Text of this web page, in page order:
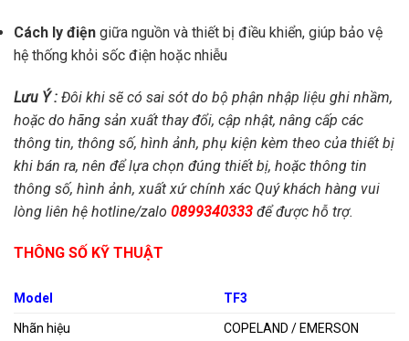
Cách ly điện giữa nguồn và thiết bị điều khiển, giúp bảo vệ
hệ thống khỏi sốc điện hoặc nhiễu
Lưu Ý : Đôi khi sẽ có sai sót do bộ phận nhập liệu ghi nhầm,
hoặc do hãng sản xuất thay đổi, cập nhật, nâng cấp các
thông tin, thông số, hình ảnh, phụ kiện kèm theo của thiết bị
khi bán ra, nên để lựa chọn đúng thiết bị, hoặc thông tin
thông số, hình ảnh, xuất xứ chính xác Quý khách hàng vui
lòng liên hệ hotline/zalo 0899340333 để được hỗ trợ.
THÔNG SỐ KỸ THUẬT
Model TF3
Nhãn hiệu COPELAND / EMERSON